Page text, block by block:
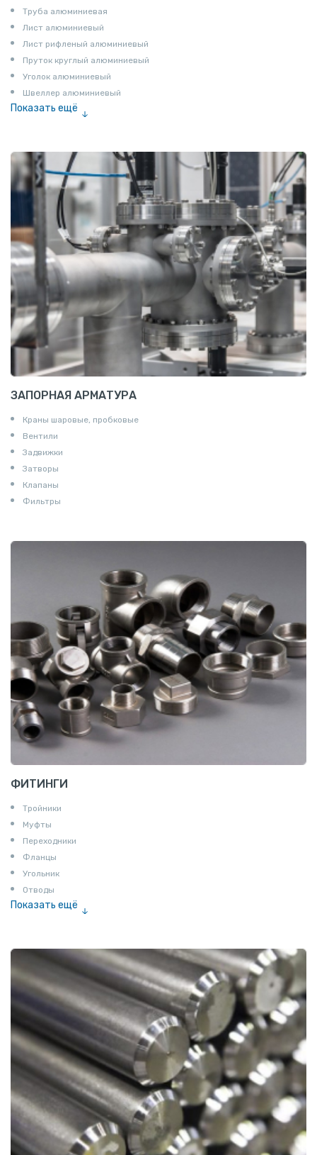
Труба алюминиевая
Лист алюминиевый
Лист рифленый алюминиевый
Пруток круглый алюминиевый
Уголок алюминиевый
Швеллер алюминиевый
Показать ещё
Шина электротехническая
Алюминиевая плита
Z профиль алюминиевый
Т профиль алюминиевый
Пруток квадратный алюминиевый
Полоса алюминиевая
Пруток шестигранный алюминиевый
ЗАПОРНАЯ АРМАТУРА
Краны шаровые, пробковые
Вентили
Задвижки
Затворы
Клапаны
Фильтры
ФИТИНГИ
Тройники
Муфты
Переходники
Фланцы
Угольник
Отводы
Показать ещё
Соединение «американка»
Штуцеры
Сгоны
Удлинители для труб
Крестовины
Контргайки